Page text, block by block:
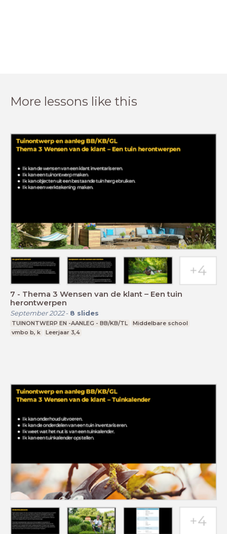
More lessons like this
7 - Thema 3 Wensen van de klant – Een tuin
herontwerpen
September 2022- 8 slides
TUINONTWERP EN -AANLEG - BB/KB/TL
Middelbare school
vmbo b, k
Leerjaar 3,4